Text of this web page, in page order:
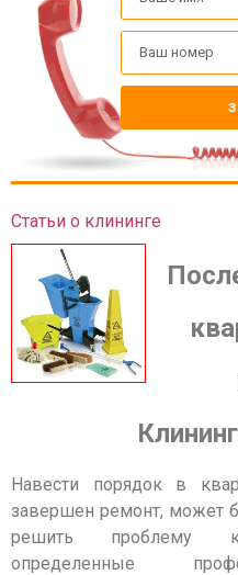
Статьи о клининге
Навести порядок в
завершен ремонт, может
решить проблему
определенные